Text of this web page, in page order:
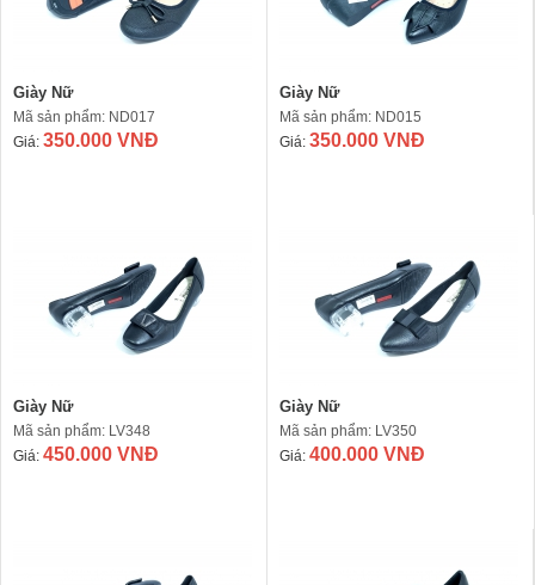
Giày Nữ
Mã sản phẩm: ND017
Giá: 350.000 VNĐ
Giày Nữ
Mã sản phẩm: ND015
Giá: 350.000 VNĐ
Giày Nữ
Mã sản phẩm: LV348
Giá: 450.000 VNĐ
Giày Nữ
Mã sản phẩm: LV350
Giá: 400.000 VNĐ